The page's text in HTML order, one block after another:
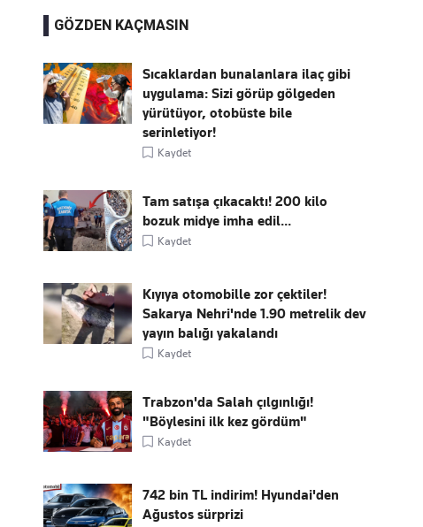
GÖZDEN KAÇMASIN
Sıcaklardan bunalanlara ilaç gibi
uygulama: Sizi görüp gölgeden
yürütüyor, otobüste bile
serinletiyor!
Kaydet
Tam satışa çıkacaktı! 200 kilo
bozuk midye imha edil...
Kaydet
Kıyıya otomobille zor çektiler!
Sakarya Nehri'nde 1.90 metrelik dev
yayın balığı yakalandı
Kaydet
Trabzon'da Salah çılgınlığı!
"Böylesini ilk kez gördüm"
Kaydet
742 bin TL indirim! Hyundai'den
Ağustos sürprizi